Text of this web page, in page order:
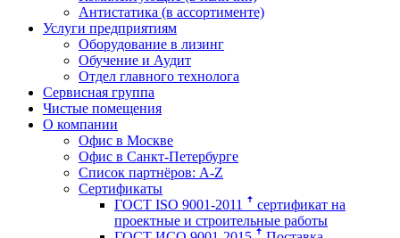
Антистатика (в ассортименте)
Услуги предприятиям
Оборудование в лизинг
Обучение и Аудит
Отдел главного технолога
Сервисная группа
Чистые помещения
О компании
Офис в Москве
Офис в Санкт-Петербурге
Список партнёров: A-Z
Сертификаты
ГОСТ ISO 9001-2011 ꜛ сертификат на
проектные и строительные работы